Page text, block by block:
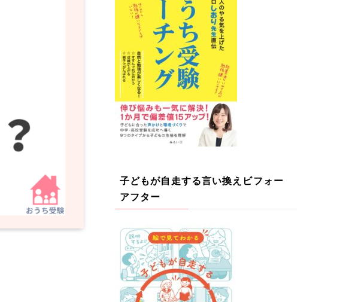
子どもが自走する言い換えビフォー
アフター